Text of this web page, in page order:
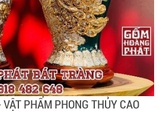
PHẨM PHONG THỦY CAO